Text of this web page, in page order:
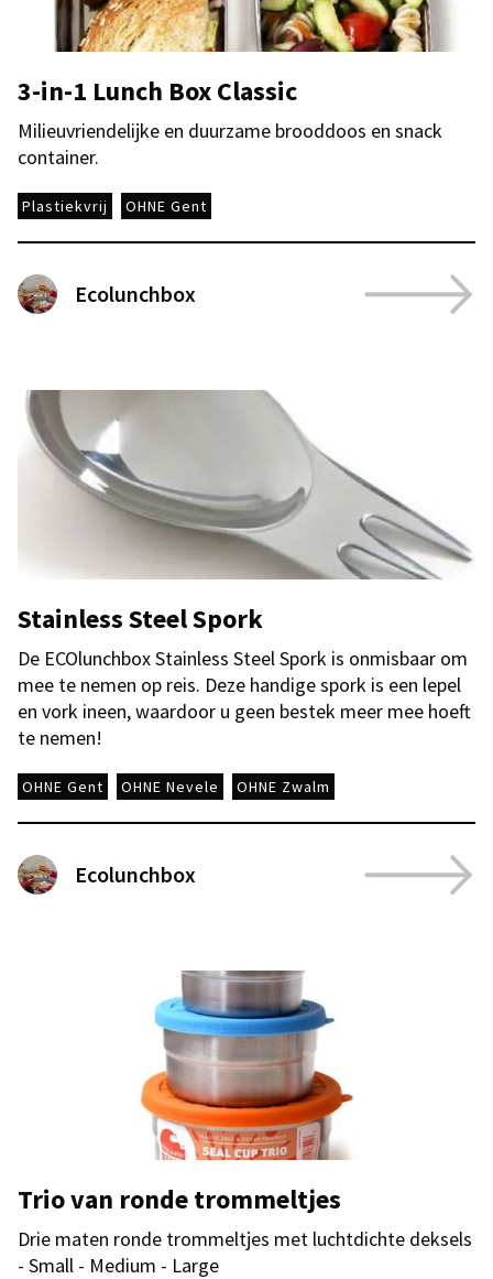
3-in-1 Lunch Box Classic
Milieuvriendelijke en duurzame brooddoos en snack
container.
Plastiekvrij OHNE Gent
Ecolunchbox
Stainless Steel Spork
De ECOlunchbox Stainless Steel Spork is onmisbaar om
mee te nemen op reis. Deze handige spork is een lepel
en vork ineen, waardoor u geen bestek meer mee hoeft
te nemen!
OHNE Gent OHNE Nevele OHNE Zwalm
Ecolunchbox
Trio van ronde trommeltjes
Drie maten ronde trommeltjes met luchtdichte deksels
- Small - Medium - Large